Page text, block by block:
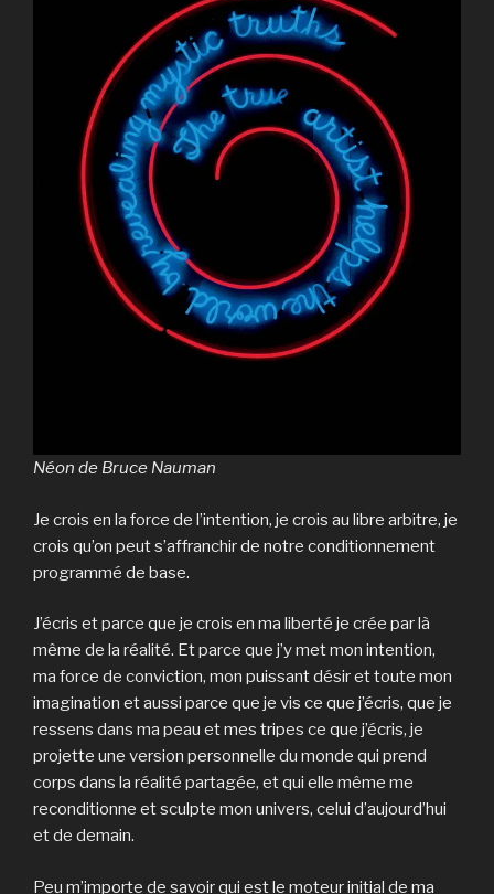
Néon de Bruce Nauman
Je crois en la force de l’intention, je crois au libre arbitre, je
crois qu’on peut s’affranchir de notre conditionnement
programmé de base.
J’écris et parce que je crois en ma liberté je crée par là
même de la réalité. Et parce que j’y met mon intention,
ma force de conviction, mon puissant désir et toute mon
imagination et aussi parce que je vis ce que j’écris, que je
ressens dans ma peau et mes tripes ce que j’écris, je
projette une version personnelle du monde qui prend
corps dans la réalité partagée, et qui elle même me
reconditionne et sculpte mon univers, celui d’aujourd’hui
et de demain.
Peu m’importe de savoir qui est le moteur initial de ma